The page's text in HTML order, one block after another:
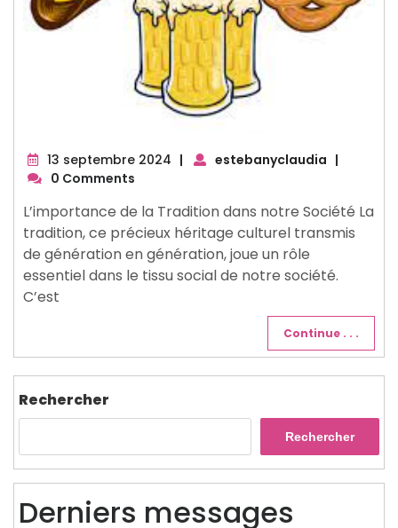
13 septembre 2024 13| estebanyclaudia |
0 Comments
L’importance de la Tradition dans notre Société La
tradition, ce précieux héritage culturel transmis
de génération en génération, joue un rôle
essentiel dans le tissu social de notre société.
C’est
Continue . . .
Rechercher
Rechercher
Derniers messages